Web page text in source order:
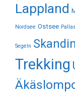
Lappland
Nordsee Ostsee
Segeln
Trekking